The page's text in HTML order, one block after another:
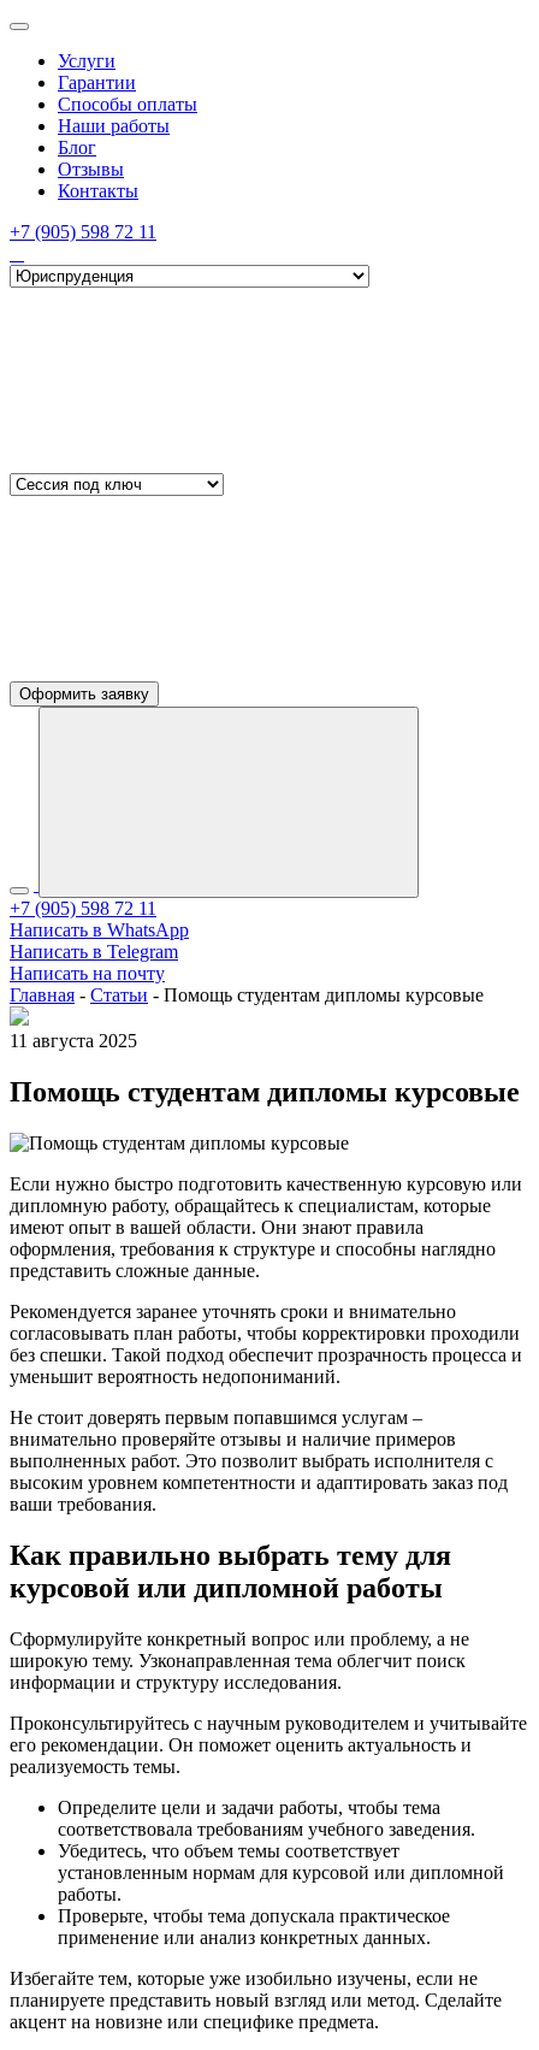
Услуги
Гарантии
Способы оплаты
Наши работы
Блог
Отзывы
Контакты
+7 (905) 598 72 11
Оформить заявку
+7 (905) 598 72 11
Написать в WhatsApp
Написать в Telegram
Написать на почту
Главная - Статьи - Помощь студентам дипломы курсовые
11 августа 2025
Помощь студентам дипломы курсовые
Если нужно быстро подготовить качественную курсовую или
дипломную работу, обращайтесь к специалистам, которые
имеют опыт в вашей области. Они знают правила
оформления, требования к структуре и способны наглядно
представить сложные данные.
Рекомендуется заранее уточнять сроки и внимательно
согласовывать план работы, чтобы корректировки проходили
без спешки. Такой подход обеспечит прозрачность процесса и
уменьшит вероятность недопониманий.
Не стоит доверять первым попавшимся услугам –
внимательно проверяйте отзывы и наличие примеров
выполненных работ. Это позволит выбрать исполнителя с
высоким уровнем компетентности и адаптировать заказ под
ваши требования.
Как правильно выбрать тему для
курсовой или дипломной работы
Сформулируйте конкретный вопрос или проблему, а не
широкую тему. Узконаправленная тема облегчит поиск
информации и структуру исследования.
Проконсультируйтесь с научным руководителем и учитывайте
его рекомендации. Он поможет оценить актуальность и
реализуемость темы.
Определите цели и задачи работы, чтобы тема
соответствовала требованиям учебного заведения.
Убедитесь, что объем темы соответствует
установленным нормам для курсовой или дипломной
работы.
Проверьте, чтобы тема допускала практическое
применение или анализ конкретных данных.
Избегайте тем, которые уже изобильно изучены, если не
планируете представить новый взгляд или метод. Сделайте
акцент на новизне или специфике предмета.